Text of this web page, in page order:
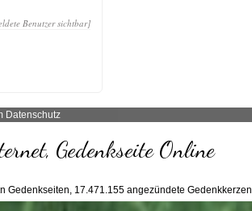
Benutzer sichtbar]
Datenschutz
Gedenkseite Online
Gedenkseiten, 17.471.155angezündete Gedenkkerzen